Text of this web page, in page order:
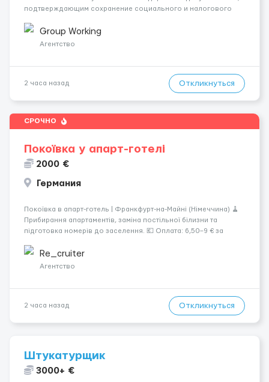
подтверждающим сохранение социального и налогового
A1 могут получить граждане стран с упрощенным доступом к
рынку труда ЕС (Укра...
Group Working
Агентство
2 часа назад Откликнуться
СРОЧНО
Покоївка у апарт-готелі
2000 €
Германия
Покоївка в апарт-готель | Франкфурт-на-Майні (Німеччина) 🧹
Прибирання апартаментів, заміна постільної білизни та
підготовка номерів до заселення. 💶 Оплата: 6,50–9 € за
близько 2000 € на місяць (після вирахув...
Re_cruiter
Агентство
2 часа назад Откликнуться
Штукатурщик
3000+ €